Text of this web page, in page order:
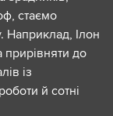
стаємо
Наприклад, Ілон
прирівняти до
із
й сотні